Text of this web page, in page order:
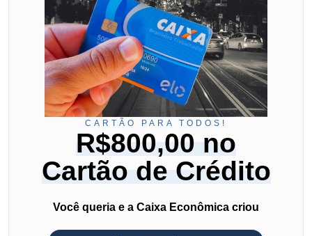
CARTÃO PARA TODOS!
R$800,00 no
Cartão de Crédito
Você queria e a Caixa Econômica criou